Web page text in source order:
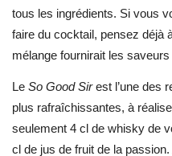
tous les ingrédients. Si vous
faire du cocktail, pensez déjà
mélange fournirait les
Le So Good Sirest l’une des
plus rafraîchissantes, à
seulement 4 cl de whisky de
cl de jus de fruit de la